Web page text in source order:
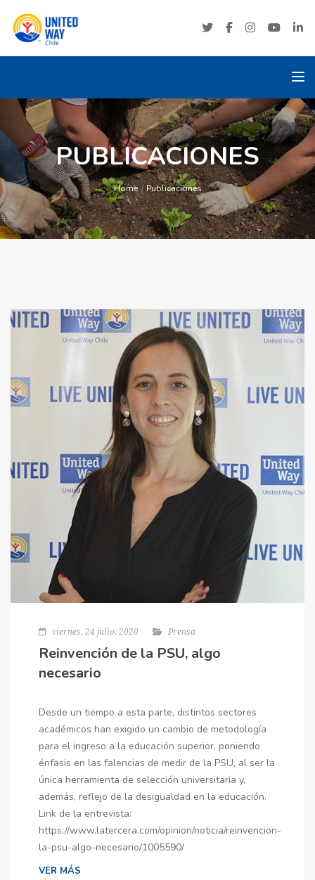
PUBLICACIONES
Home Publicaciones
viernes, 24 julio, 2020 Prensa
Reinvención de la PSU, algo
necesario
Desde un tiempo a esta parte, distintos sectores
académicos han exigido un cambio de metodología
para el ingreso a la educación superior, poniendo
énfasis en las falencias de medir de la PSU, al ser la
única herramienta de selección universitaria y,
además, reflejo de la desigualdad en la educación.
Link de la entrevista:
https://www.latercera.com/opinion/noticia/reinvencion-
la-psu-algo-necesario/1005590/
VER MÁS